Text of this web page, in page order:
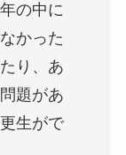
の中に
かった
り、あ
題があ
生がで